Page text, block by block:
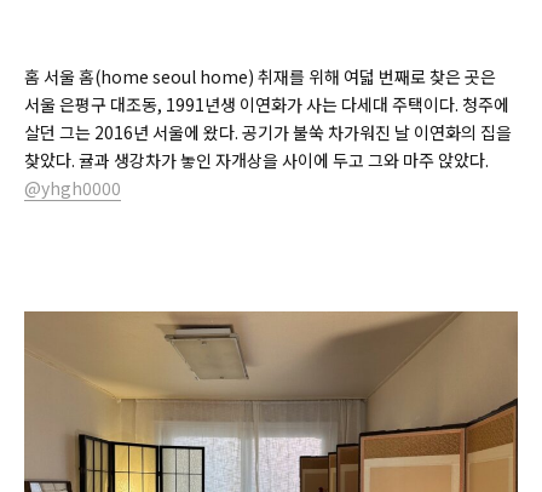
홈 서울 홈(home seoul home) 취재를 위해 여덟 번째로 찾은 곳은
서울 은평구 대조동, 1991년생 이연화가 사는 다세대 주택이다. 청주에
살던 그는 2016년 서울에 왔다. 공기가 불쑥 차가워진 날 이연화의 집을
찾았다. 귤과 생강차가 놓인 자개상을 사이에 두고 그와 마주 앉았다.
@yhgh0000